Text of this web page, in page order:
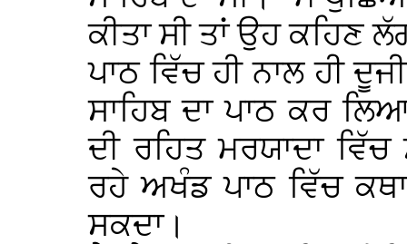
ਕੀਤਾ ਸੀ ਤਾਂ ਉਹ
ਪਾਠ ਵਿੱਚ ਹੀ ਨਾਲ ਹੀ
ਸਾਹਿਬ ਦਾ ਪਾਠ ਕਰ
ਦੀ ਰਹਿਤ ਮਰਯਾਦਾ
ਰਹੇ ਅਖੰਡ ਪਾਠ ਵਿੱਚ
ਸਕਦਾ।